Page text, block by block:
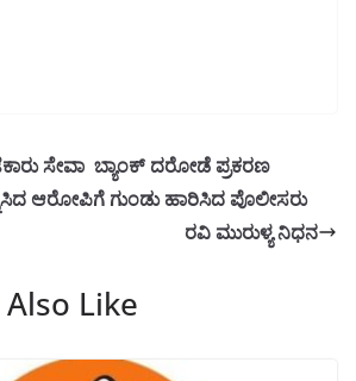
ಸೇವಾ ಬ್ಯಾಂಕ್‌ ದರೋಡೆ ಪ್ರಕರಣ
ಆರೋಪಿಗೆ ಗುಂಡು ಹಾರಿಸಿದ ಪೊಲೀಸರು
ರವಿ ಮುರುಳ್ಯ ನಿಧನ
Like